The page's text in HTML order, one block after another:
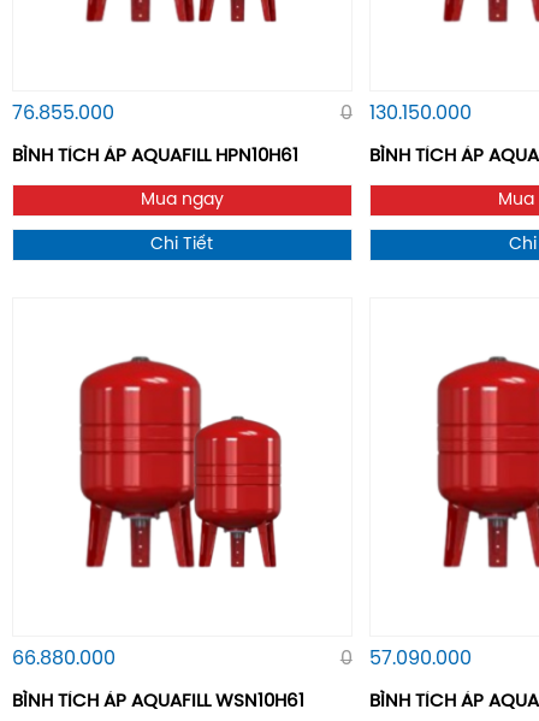
76.855.000 0
BÌNH TÍCH ÁP AQUAFILL HPN10H61
Mua ngay
Chi Tiết
130.150.000
BÌNH TÍCH ÁP
66.880.000 0
BÌNH TÍCH ÁP AQUAFILL WSN10H61
57.090.000
BÌNH TÍCH ÁP